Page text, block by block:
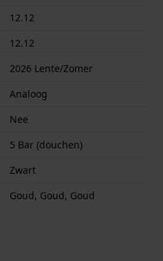
12.12
12.12
2026 Lente/Zomer
Analoog
Nee
5 Bar (douchen)
Zwart
Goud, Goud, Goud